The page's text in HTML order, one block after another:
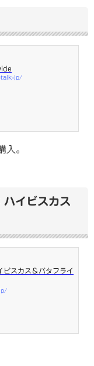
talk-jp/
入。
ハイビスカス
スカス＆バタフライ